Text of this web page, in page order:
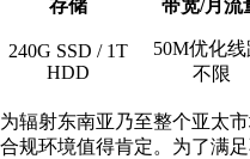
存储 带宽/月流
240G SSD / 1T
HDD
50M优化线
不限
辐射东南亚乃至整个亚太
规环境值得肯定。为了满